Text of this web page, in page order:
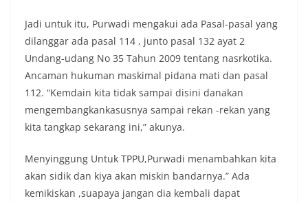
Jadi untuk itu, Purwadi mengakui ada Pasal-pasal yang
dilanggar ada pasal 114 , junto pasal 132 ayat 2
Undang-udang No 35 Tahun 2009 tentang nasrkotika.
Ancaman hukuman maskimal pidana mati dan pasal
112. “Kemdain kita tidak sampai disini danakan
mengembangkankasusnya sampai rekan -rekan yang
kita tangkap sekarang ini,” akunya.
Menyinggung Untuk TPPU,Purwadi menambahkan kita
akan sidik dan kiya akan miskin bandarnya.” Ada
kemikiskan ,suapaya jangan dia kembali dapat